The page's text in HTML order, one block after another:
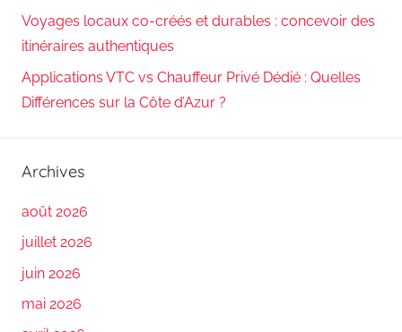
Voyages locaux co-créés et durables : concevoir des
itinéraires authentiques
Applications VTC vs Chauffeur Privé Dédié : Quelles
Différences sur la Côte d’Azur ?
Archives
août 2026
juillet 2026
juin 2026
mai 2026